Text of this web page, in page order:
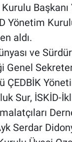
Başkanı
Yönetim
aldı.
ve
Genel
ÇEDBİK
Sur, İSKİD-
Serdar